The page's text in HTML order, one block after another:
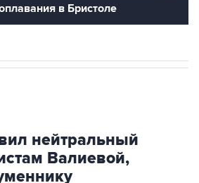
в Бристоле
нейтральный
Валиевой,